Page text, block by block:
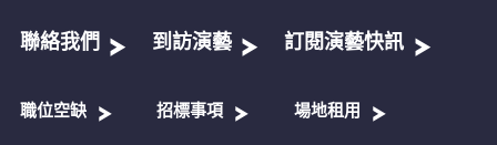
聯絡我們 到訪演藝 訂閱演藝快訊
職位空缺 招標事項 場地租用